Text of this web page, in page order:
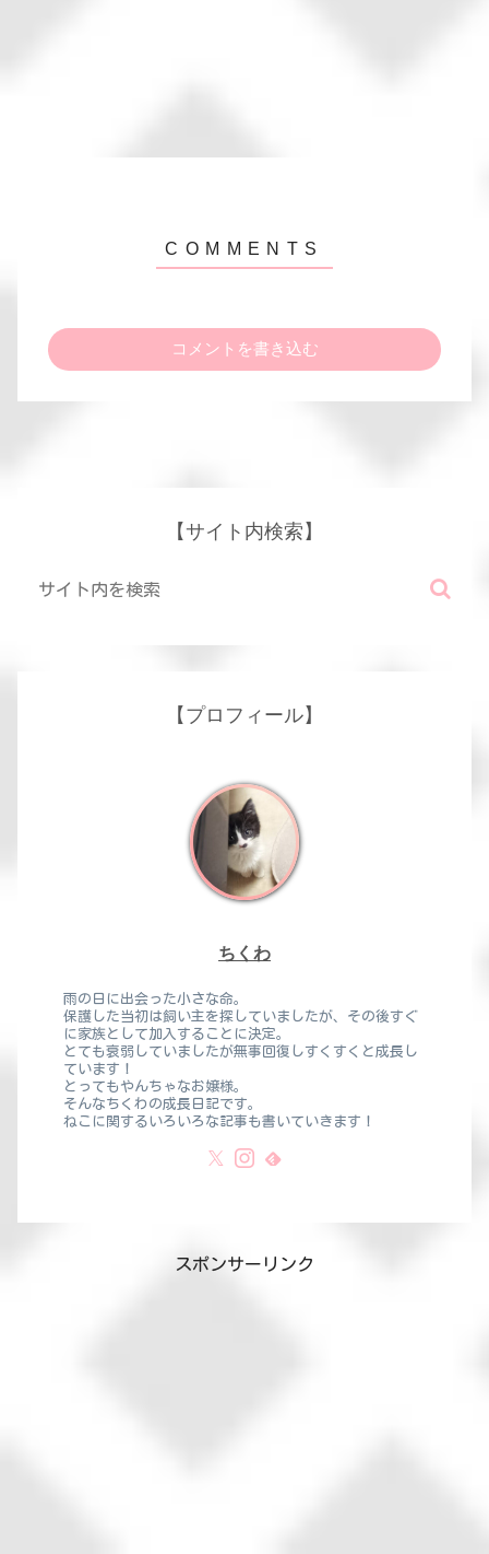
コメントを書き込む
【サイト内検索】
【プロフィール】
ちくわ
雨の日に出会った小さな命。
保護した当初は飼い主を探していましたが、その後すぐ
に家族として加入することに決定。
とても衰弱していましたが無事回復しすくすくと成長し
ています！
とってもやんちゃなお嬢様。
そんなちくわの成長日記です。
ねこに関するいろいろな記事も書いていきます！
スポンサーリンク